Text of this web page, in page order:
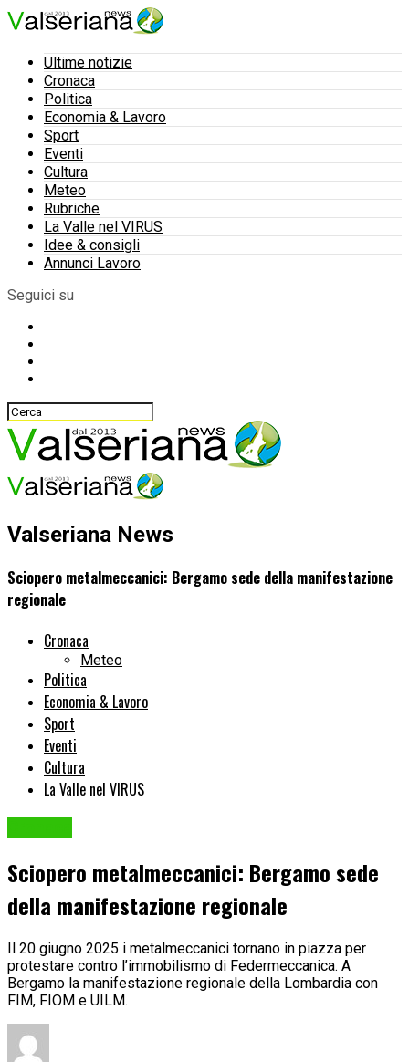
Ultime notizie
Cronaca
Politica
Economia & Lavoro
Sport
Eventi
Cultura
Meteo
Rubriche
La Valle nel VIRUS
Idee & consigli
Annunci Lavoro
Seguici su
Valseriana News
Sciopero metalmeccanici: Bergamo sede della manifestazione
regionale
Cronaca
Meteo
Politica
Economia & Lavoro
Sport
Eventi
Cultura
La Valle nel VIRUS
Sciopero metalmeccanici: Bergamo sede
della manifestazione regionale
Il 20 giugno 2025 i metalmeccanici tornano in piazza per
protestare contro l’immobilismo di Federmeccanica. A
Bergamo la manifestazione regionale della Lombardia con
FIM, FIOM e UILM.